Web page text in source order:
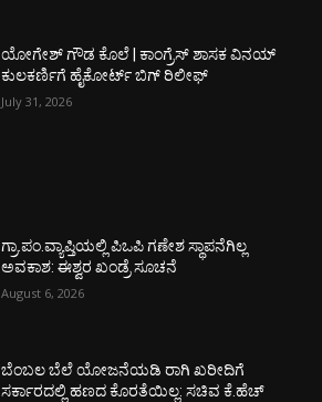
ಯೋಗೇಶ್ ಗೌಡ ಕೊಲೆ | ಕಾಂಗ್ರೆಸ್ ಶಾಸಕ ವಿನಯ್
ಕುಲಕರ್ಣಿಗೆ ಹೈಕೋರ್ಟ್ ಬಿಗ್ ರಿಲೀಫ್
July 31, 2026
ಗ್ರಾ.ಪಂ.ವ್ಯಾಪ್ತಿಯಲ್ಲಿ ಪಿಒಪಿ ಗಣೇಶ ಸ್ಥಾಪನೆಗಿಲ್ಲ
ಅವಕಾಶ: ಈಶ್ವರ ಖಂಡ್ರೆ ಸೂಚನೆ
August 6, 2026
ಬೆಂಬಲ ಬೆಲೆ ಯೋಜನೆಯಡಿ ರಾಗಿ ಖರೀದಿಗೆ
ಸರ್ಕಾರದಲ್ಲಿ ಹಣದ ಕೊರತೆಯಿಲ್ಲ: ಸಚಿವ ಕೆ.ಹೆಚ್